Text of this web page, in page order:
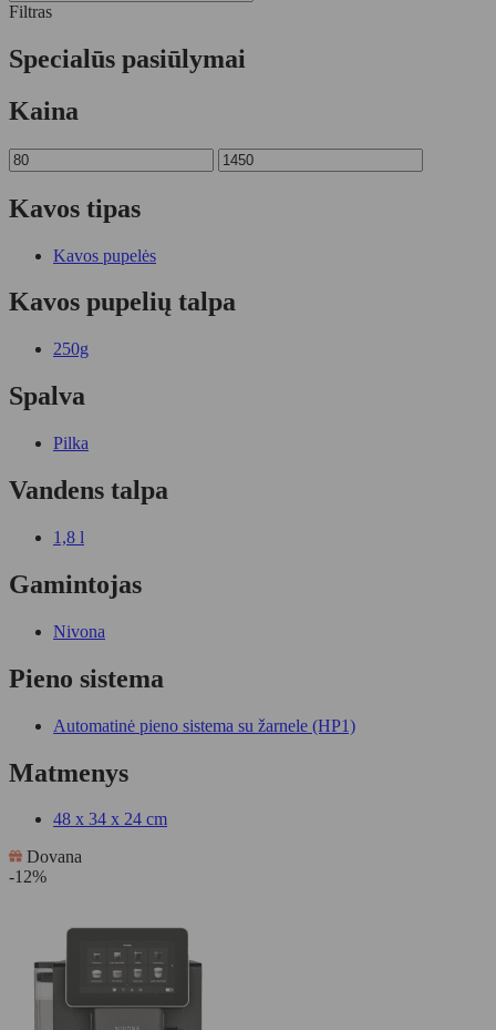
Filtras
Specialūs pasiūlymai
Kaina
Kavos tipas
Kavos pupelės
Kavos pupelių talpa
250g
Spalva
Pilka
Vandens talpa
1,8 l
Gamintojas
Nivona
Pieno sistema
Automatinė pieno sistema su žarnele (HP1)
Matmenys
48 x 34 x 24 cm
Dovana
-12%